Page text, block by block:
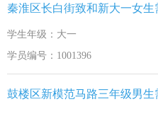
学生年级：大一
学员编号：1001396